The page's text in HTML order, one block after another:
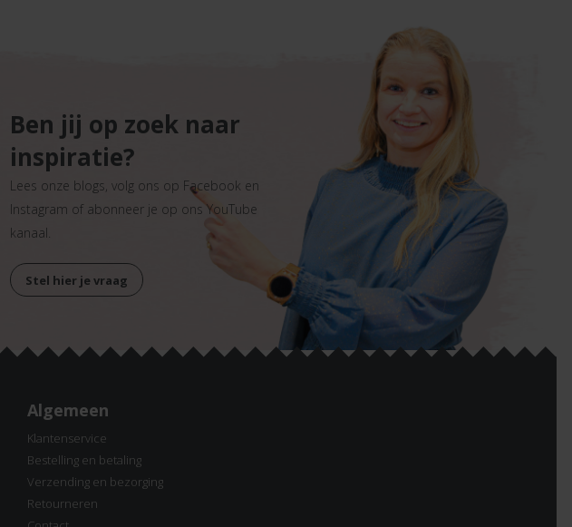
Ben jij op zoek naar
inspiratie?
Lees onze blogs, volg ons op Facebook en
Instagram of abonneer je op ons YouTube
kanaal.
Stel hier je vraag
Algemeen
Klantenservice
Bestelling en betaling
Verzending en bezorging
Retourneren